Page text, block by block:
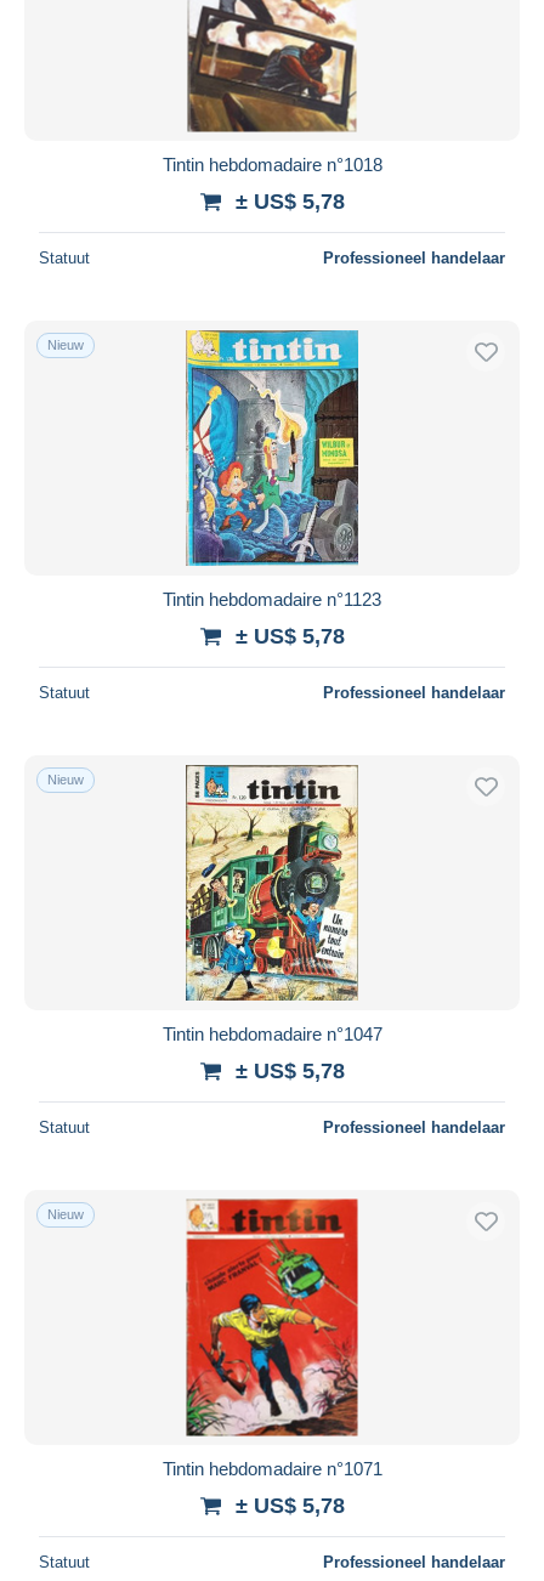
Tintin hebdomadaire n°1018
± US$ 5,78
Statuut Professioneel handelaar
Nieuw
Tintin hebdomadaire n°1123
± US$ 5,78
Statuut Professioneel handelaar
Nieuw
Tintin hebdomadaire n°1047
± US$ 5,78
Statuut Professioneel handelaar
Nieuw
Tintin hebdomadaire n°1071
± US$ 5,78
Statuut Professioneel handelaar